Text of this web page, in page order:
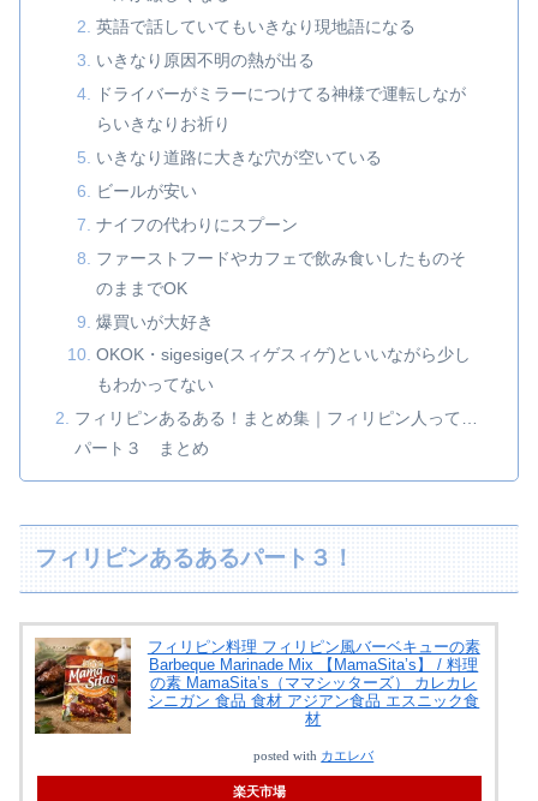
英語で話していてもいきなり現地語になる
いきなり原因不明の熱が出る
ドライバーがミラーにつけてる神様で運転しなが
らいきなりお祈り
いきなり道路に大きな穴が空いている
ビールが安い
ナイフの代わりにスプーン
ファーストフードやカフェで飲み食いしたものそ
のままでOK
爆買いが大好き
OKOK・sigesige(スィゲスィゲ)といいながら少し
もわかってない
フィリピンあるある！まとめ集｜フィリピン人って…
パート３ まとめ
フィリピンあるあるパート３！
フィリピン料理 フィリピン風バーベキューの素
Barbeque Marinade Mix 【MamaSita’s】 / 料理
の素 MamaSita’s（ママシッターズ） カレカレ
シニガン 食品 食材 アジアン食品 エスニック食
材
posted with カエレバ
楽天市場